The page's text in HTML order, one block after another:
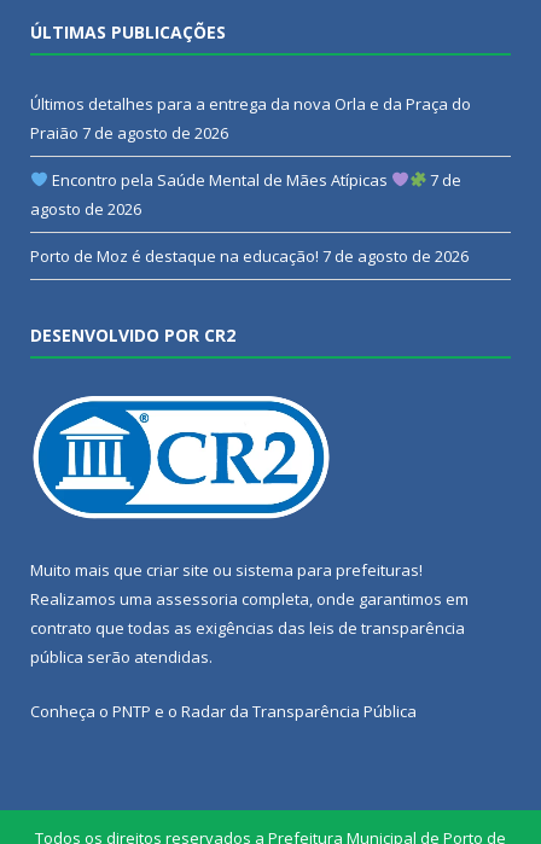
ÚLTIMAS PUBLICAÇÕES
Últimos detalhes para a entrega da nova Orla e da Praça do
Praião 7 de agosto de 2026
Encontro pela Saúde Mental de Mães Atípicas
7 de
agosto de 2026
Porto de Moz é destaque na educação! 7 de agosto de 2026
DESENVOLVIDO POR CR2
Muito mais que criar site ou sistema para prefeituras!
Realizamos uma assessoria completa, onde garantimos em
contrato que todas as exigências das leis de transparência
pública serão atendidas.
Conheça o PNTP e o Radar da Transparência Pública
Todos os direitos reservados a Prefeitura Municipal de Porto de